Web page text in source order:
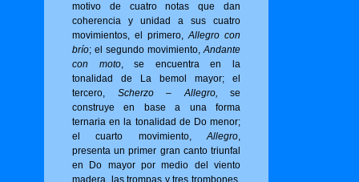
motivo de cuatro notas que dan
coherencia y unidad a sus cuatro
movimientos, el primero,Allegro con
brío; el segundo movimiento,Andante
con moto, se encuentra en la
tonalidad de La bemol mayor; el
tercero, Scherzo – Allegro, se
construye en base a una forma
ternaria en la tonalidad de Do menor;
el cuarto movimiento,Allegro,
presenta un primer gran canto triunfal
en Do mayor por medio del viento
madera, las trompas y tres trombones,